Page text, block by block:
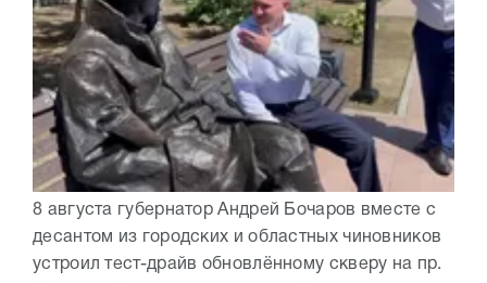
8 августа губернатор Андрей Бочаров вместе с
десантом из городских и областных чиновников
устроил тест-драйв обновлённому скверу на пр.